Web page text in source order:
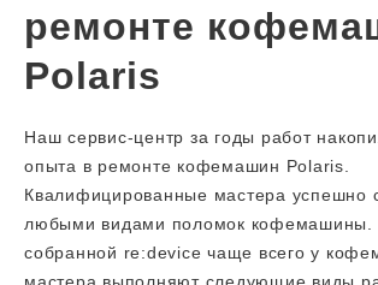
ремонте
Polaris
Наш сервис-центр за годы работ
опыта в ремонте кофемашин Polaris.
Квалифицированные мастера успешно
любыми видами поломок кофемашины.
собранной re:device чаще всего у